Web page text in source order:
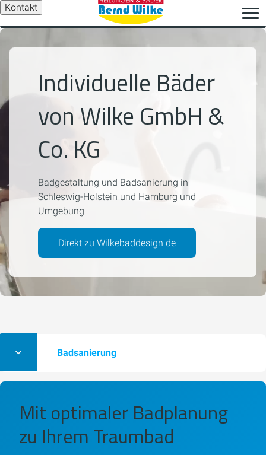
Kontakt
Individuelle Bäder
von Wilke GmbH &
Co. KG
Badgestaltung und Badsanierung in
Schleswig-Holstein und Hamburg und
Umgebung
Direkt zu Wilkebaddesign.de
Badsanierung
Mit optimaler Badplanung
zu Ihrem Traumbad